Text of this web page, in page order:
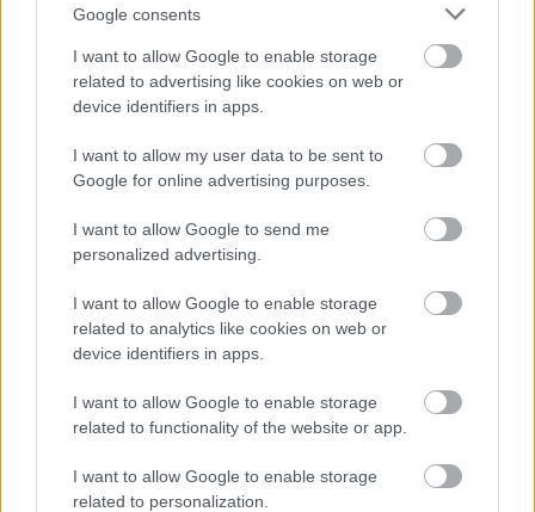
Google consents
I want to allow Google to enable storage
related to advertising like cookies on web or
device identifiers in apps.
I want to allow my user data to be sent to
Google for online advertising purposes.
I want to allow Google to send me
personalized advertising.
I want to allow Google to enable storage
related to analytics like cookies on web or
device identifiers in apps.
I want to allow Google to enable storage
related to functionality of the website or app.
I want to allow Google to enable storage
related to personalization.